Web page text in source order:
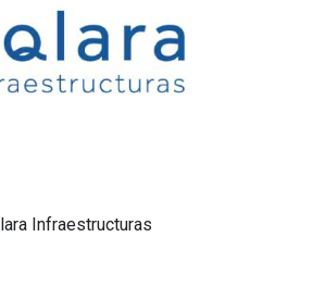
Infraestructuras